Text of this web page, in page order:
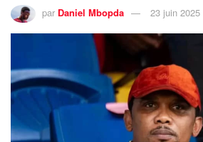
par Daniel Mbopda 23 juin 2025